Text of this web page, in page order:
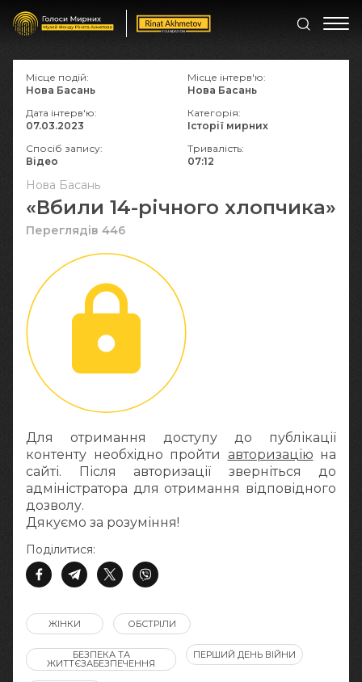
Нова Басань
«Вбили 14-річного хлопчика»
Переглядів 446
Для отримання доступу до публікації
контенту необхідно пройти авторизацію на
сайті. Після авторизації зверніться до
адміністратора для отримання відповідного
дозволу.
Дякуємо за розуміння!
Поділитися:
Місце подій:
Нова Басань
Місце інтерв'ю:
Нова Басань
Дата інтерв'ю:
07.03.2023
Категорія:
Історії мирних
Спосіб запису:
Відео
Тривалість:
07:12
ЖІНКИ ОБСТРІЛИ
БЕЗПЕКА ТА
ЖИТТЄЗАБЕЗПЕЧЕННЯ
ПЕРШИЙ ДЕНЬ ВІЙНИ